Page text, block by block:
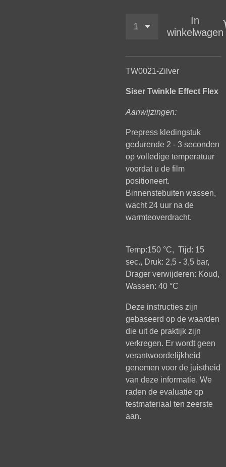
In
winkelwagen
TW0021-Zilver
Siser Twinkle Effect Flex
Aanwijzingen:
Prepress kledingstuk
gedurende 2 - 3 seconden
op volledige temperatuur
voordat u de film
positioneert.
Binnenstebuiten wassen,
wacht 24 uur na de
warmteoverdracht.
Temp:150 °C, Tijd: 15
sec., Druk: 2,5 - 3,5 bar,
Drager verwijderen: Koud,
Wassen: 40 °C
Deze instructies zijn
gebaseerd op de waarden
die uit de praktijk zijn
verkregen. Er wordt geen
verantwoordelijkheid
genomen voor de juistheid
van deze informatie. We
raden de evaluatie op
testmateriaal ten zeerste
aan.